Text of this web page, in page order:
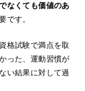
なくても価値のあ
です。
格試験で満点を取
った、運動習慣が
い結果に対して過